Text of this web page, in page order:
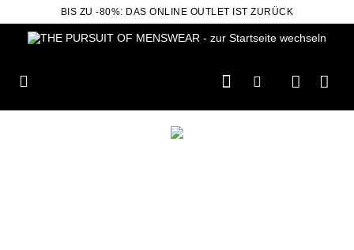
BIS ZU -80%: DAS ONLINE OUTLET IST ZURÜCK